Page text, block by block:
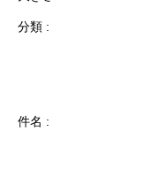
分類
件名